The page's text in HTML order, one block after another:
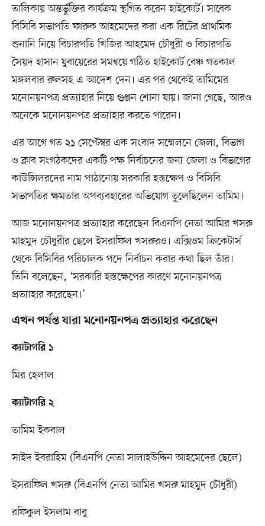
তালিকায় অন্তর্ভুক্তির কার্যক্রম স্থগিত করেন হাইকোর্ট। সাবেক
বিসিবি সভাপতি ফারুক আহমেদের করা এক রিটের প্রাথমিক
শুনানি নিয়ে বিচারপতি খিজির আহমেদ চৌধুরী ও বিচারপতি
সৈয়দ হাসান যুবায়েরের সমন্বয়ে গঠিত হাইকোর্ট বেঞ্চ গতকাল
মঙ্গলবার রুলসহ এ আদেশ দেন। এর পর থেকেই তামিমের
মনোনয়নপত্র প্রত্যাহার নিয়ে গুঞ্জন শোনা যায়। জানা গেছে, আরও
অনেকে মনোনয়নপত্র প্রত্যাহার করতে পারেন।
এর আগে গত ২১ সেপ্টেম্বর এক সংবাদ সম্মেলনে জেলা, বিভাগ
ও ক্লাব সংগঠকদের একটি পক্ষ নির্বাচনের জন্য জেলা ও বিভাগের
কাউন্সিলরদের নাম পাঠানোয় সরকারি হস্তক্ষেপ ও বিসিবি
সভাপতির ক্ষমতার অপব্যবহারের অভিযোগ তুলেছিলেন তামিম।
আজ মনোনয়নপত্র প্রত্যাহার করেছেন বিএনপি নেতা আমির খসরু
মাহমুদ চৌধুরীর ছেলে ইসরাফিল খসরুরও। এক্সিওম ক্রিকেটার্স
থেকে বিসিবির পরিচালক পদে নির্বাচন করার কথা ছিল তাঁর।
তিনি বলেছেন, ‘সরকারি হস্তক্ষেপের কারণে মনোনয়নপত্র
প্রত্যাহার করেছেন।’
এখন পর্যন্ত যারা মনোনয়নপত্র প্রত্যাহার করেছেন
ক্যাটাগরি ১
মির হেলাল
ক্যাটাগরি ২
তামিম ইকবাল
সাইদ ইবরাহিম (বিএনপি নেতা সালাহউদ্দিন আহমেদের ছেলে)
ইসরাফিল খসরু (বিএনপি নেতা আমির খসরু মাহমুদ চৌধুরী)
রফিকুল ইসলাম বাবু